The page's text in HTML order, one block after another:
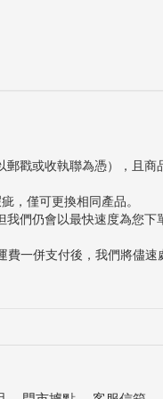
戳或收執聯為憑），且商
，僅可更換相同產品。
們仍會以最快速度為您下
一併支付後，我們將儘速